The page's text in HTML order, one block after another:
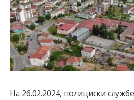
На 26.02.2024, полициски